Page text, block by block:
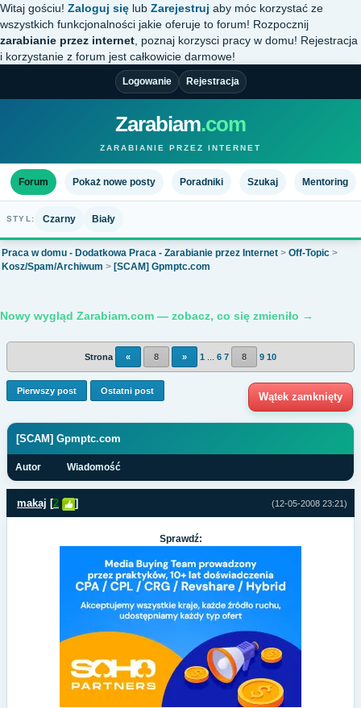
Witaj gościu! Zaloguj się lub Zarejestruj aby móc korzystać ze
wszystkich funkcjonalności jakie oferuje to forum! Rozpocznij
zarabianie przez internet , poznaj korzysci pracy w domu! Rejestracja
i korzystanie z forum jest całkowicie darmowe!
Logowanie Rejestracja
Zarabiam.com
ZARABIANIE PRZEZ INTERNET
Forum Pokaż nowe posty Poradniki Szukaj Mentoring
STYL: Czarny Biały
Praca w domu - Dodatkowa Praca - Zarabianie przez Internet > Off-Topic >
Kosz/Spam/Archiwum > [SCAM] Gpmptc.com
Nowy wygląd Zarabiam.com — zobacz, co się zmieniło →
Strona « 8 » 1 6 7 8 9 10
Pierwszy post Ostatni post Wątek zamknięty
[SCAM] Gpmptc.com
Autor Wiadomość
(12-05-2008 23:21)
makaj [2 ]
Sprawdź: